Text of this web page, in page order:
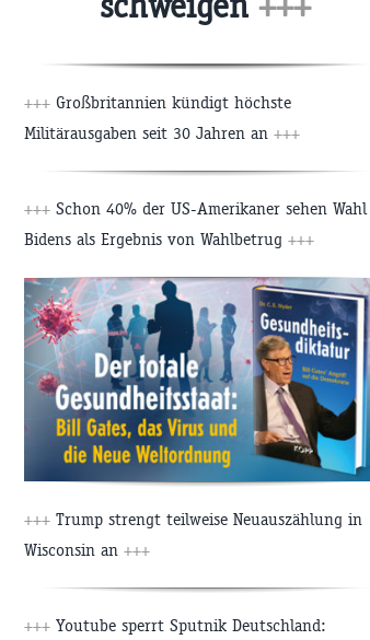
+++ Großbritannien kündigt höchste
Militärausgaben seit 30 Jahren an +++
+++ Schon 40% der US-Amerikaner sehen Wahl
Bidens als Ergebnis von Wahlbetrug +++
+++ Trump strengt teilweise Neuauszählung in
Wisconsin an +++
+++ Youtube sperrt Sputnik Deutschland: